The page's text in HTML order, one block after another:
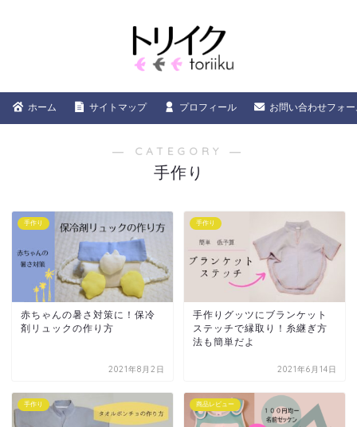
ホーム サイトマップ プロフィール お問い合わせフォ
― CATEGORY ―
手作り
手作り
赤ちゃんの暑さ対策に！保冷
剤リュックの作り方
2021年8月2日
手作り
手作りグッツにブランケット
ステッチで縁取り！糸継ぎ方
法も簡単だよ
2021年6月14日
手作り 商品レビュー